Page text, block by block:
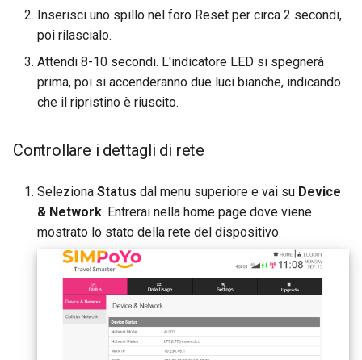
Inserisci uno spillo nel foro Reset per circa 2 secondi,
poi rilascialo.
Attendi 8-10 secondi. L'indicatore LED si spegnerà
prima, poi si accenderanno due luci bianche, indicando
che il ripristino è riuscito.
Controllare i dettagli di rete
Seleziona Status dal menu superiore e vai su Device
& Network. Entrerai nella home page dove viene
mostrato lo stato della rete del dispositivo.